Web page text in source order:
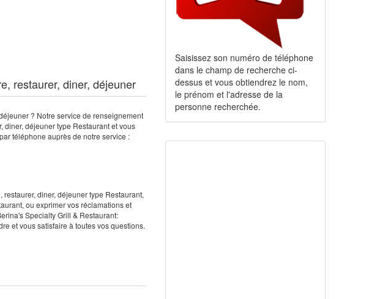
restaurer, diner, déjeuner
? Notre service de renseignement
diner, déjeuner type Restaurant et vous
téléphone auprès de notre service :
diner, déjeuner type Restaurant,
ou exprimer vos réclamations et
Specialty Grill & Restaurant:
et vous satisfaire à toutes vos questions.
Saisissez son numéro de téléphone
dans le champ de recherche ci-
dessus et vous obtiendrez le nom,
le prénom et l'adresse de la
personne recherchée.